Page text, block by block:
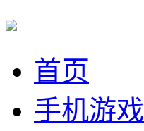
首页
手机游戏